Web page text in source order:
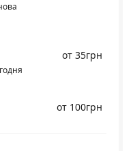
от 35грн
от 100грн